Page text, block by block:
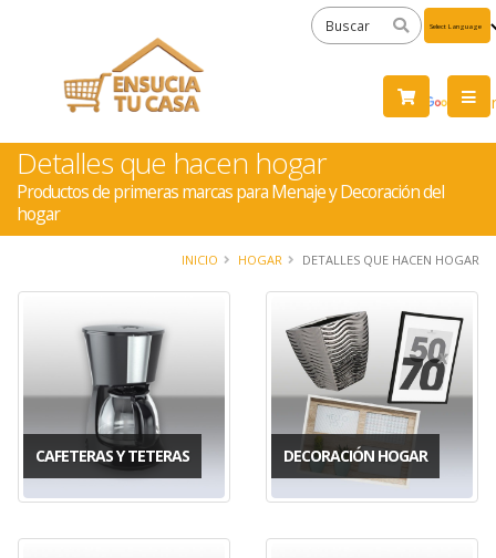
by
Detalles que hacen hogar
Productos de primeras marcas para Menaje y Decoración del
hogar
INICIO HOGAR DETALLES QUE HACEN HOGAR
CAFETERAS Y TETERAS DECORACIÓN HOGAR